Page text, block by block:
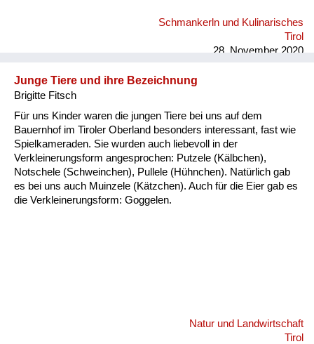
Schmankerln und Kulinarisches
Tirol
28. November 2020
Junge Tiere und ihre Bezeichnung
Brigitte Fitsch
Für uns Kinder waren die jungen Tiere bei uns auf dem
Bauernhof im Tiroler Oberland besonders interessant, fast wie
Spielkameraden. Sie wurden auch liebevoll in der
Verkleinerungsform angesprochen: Putzele (Kälbchen),
Notschele (Schweinchen), Pullele (Hühnchen). Natürlich gab
es bei uns auch Muinzele (Kätzchen). Auch für die Eier gab es
die Verkleinerungsform: Goggelen.
Natur und Landwirtschaft
Tirol